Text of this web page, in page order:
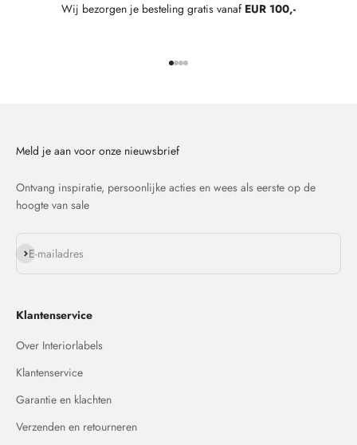
Wij bezorgen je besteling gratis vanaf EUR 100,-
Meld je aan voor onze nieuwsbrief
Ontvang inspiratie, persoonlijke acties en wees als eerste op de
hoogte van sale
E-mailadres
Abonneren
Klantenservice
Over Interiorlabels
Klantenservice
Garantie en klachten
Verzenden en retourneren